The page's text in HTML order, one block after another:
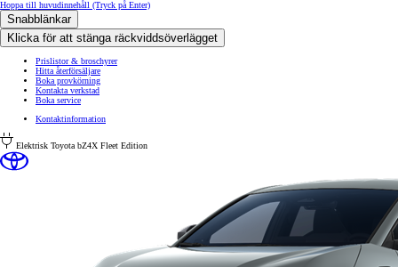
Hoppa till huvudinnehåll (Tryck på Enter)
Snabblänkar
Klicka för att stänga räckviddsöverlägget
Prislistor & broschyrer
Hitta återförsäljare
Boka provkörning
Kontakta verkstad
Boka service
Kontaktinformation
Elektrisk Toyota bZ4X Fleet Edition